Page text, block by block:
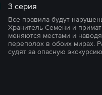
3 серия
Все правила будут
Хранитель Семени и примат
меняются местами и
переполох в обоих мирах.
судят за опасную